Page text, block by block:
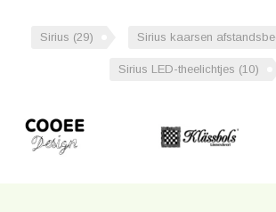
Sirius (29) Sirius kaarsen
Sirius LED-theelichtjes (10)